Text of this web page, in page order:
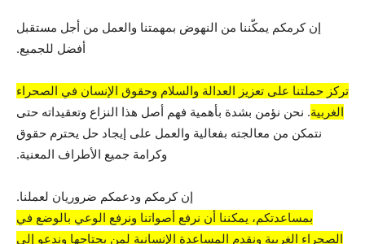
إن كرمكم يمكّننا من النهوض بمهمتنا والعمل من أجل مستقبل
أفضل للجميع.
تركز حملتنا على تعزيز العدالة والسلام وحقوق الإنسان في الصحراء
الغربية. نحن نؤمن بشدة بأهمية فهم أصل هذا النزاع وتعقيداته حتى
نتمكن من معالجته بفعالية والعمل على إيجاد حل يحترم حقوق
وكرامة جميع الأطراف المعنية.
إن كرمكم ودعمكم ضروريان لعملنا.
بمساعدتكم، يمكننا أن نرفع أصواتنا ونرفع الوعي بالوضع في
الصحراء الغربية ونقدم المساعدة الإنسانية لمن يحتاجها وندعو إلى